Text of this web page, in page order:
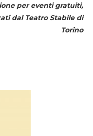
per eventi gratuiti,
dal Teatro Stabile di
Torino